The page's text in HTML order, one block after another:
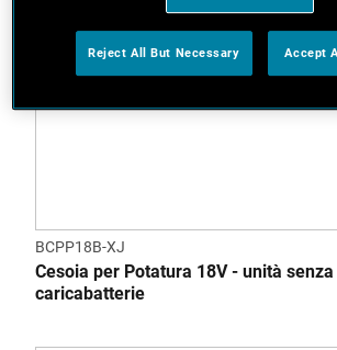
BCPP18B-XJ
Cesoia per Potatura 18V - unità
caricabatterie
Reject All But Necessary Accept